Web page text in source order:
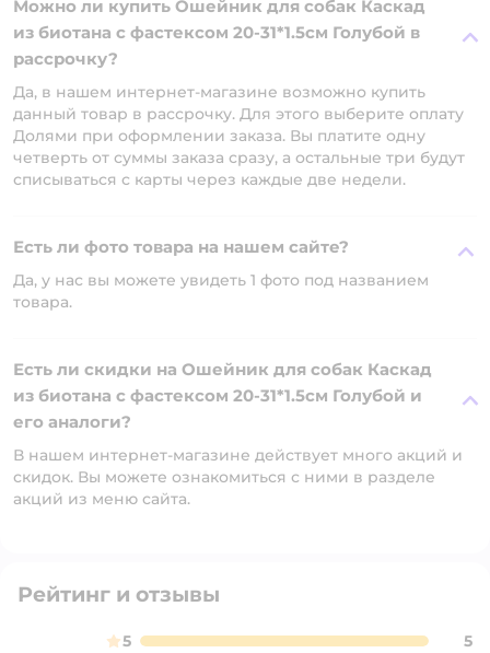
Можно ли купить Ошейник для собак Каскад
из биотана с фастексом 20-31*1.5см Голубой в
рассрочку?
Да, в нашем интернет-магазине возможно купить
данный товар в рассрочку. Для этого выберите оплату
Долями при оформлении заказа. Вы платите одну
четверть от суммы заказа сразу, а остальные три будут
списываться с карты через каждые две недели.
Есть ли фото товара на нашем сайте?
Да, у нас вы можете увидеть 1 фото под названием
товара.
Есть ли скидки на Ошейник для собак Каскад
из биотана с фастексом 20-31*1.5см Голубой и
его аналоги?
В нашем интернет-магазине действует много акций и
скидок. Вы можете ознакомиться с ними в разделе
акций из меню сайта.
Рейтинг и отзывы
5
5